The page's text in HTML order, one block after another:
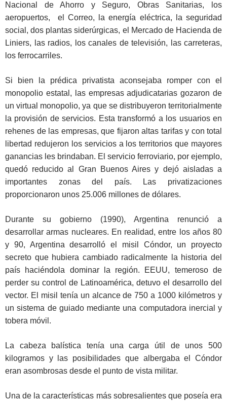
Nacional de Ahorro y Seguro, Obras Sanitarias, los
aeropuertos, el Correo, la energía eléctrica, la seguridad
social, dos plantas siderúrgicas, el Mercado de Hacienda de
Liniers, las radios, los canales de televisión, las carreteras,
los ferrocarriles.
Si bien la prédica privatista aconsejaba romper con el
monopolio estatal, las empresas adjudicatarias gozaron de
un virtual monopolio, ya que se distribuyeron territorialmente
la provisión de servicios. Esta transformó a los usuarios en
rehenes de las empresas, que fijaron altas tarifas y con total
libertad redujeron los servicios a los territorios que mayores
ganancias les brindaban. El servicio ferroviario, por ejemplo,
quedó reducido al Gran Buenos Aires y dejó aisladas a
importantes zonas del país. Las privatizaciones
proporcionaron unos 25.006 millones de dólares.
Durante su gobierno (1990), Argentina renunció a
desarrollar armas nucleares. En realidad, entre los años 80
y 90, Argentina desarrolló el misil Cóndor, un proyecto
secreto que hubiera cambiado radicalmente la historia del
país haciéndola dominar la región. EEUU, temeroso de
perder su control de Latinoamérica, detuvo el desarrollo del
vector. El misil tenía un alcance de 750 a 1000 kilómetros y
un sistema de guiado mediante una computadora inercial y
tobera móvil.
La cabeza balística tenía una carga útil de unos 500
kilogramos y las posibilidades que albergaba el Cóndor
eran asombrosas desde el punto de vista militar.
Una de la características más sobresalientes que poseía era